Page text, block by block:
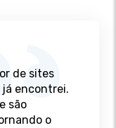
de sites
encontrei.
são
o